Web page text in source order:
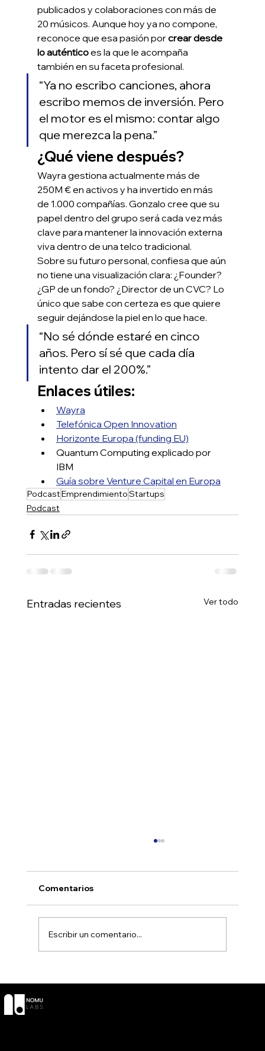
publicados y colaboraciones con más de
20 músicos. Aunque hoy ya no compone,
reconoce que esa pasión por crear desde
lo auténtico es la que le acompaña
también en su faceta profesional.
“Ya no escribo canciones, ahora
escribo memos de inversión. Pero
el motor es el mismo: contar algo
que merezca la pena.”
¿Qué viene después?
Wayra gestiona actualmente más de
250M € en activos y ha invertido en más
de 1.000 compañías. Gonzalo cree que su
papel dentro del grupo será cada vez más
clave para mantener la innovación externa
viva dentro de una telco tradicional.
Sobre su futuro personal, confiesa que aún
no tiene una visualización clara: ¿Founder?
¿GP de un fondo? ¿Director de un CVC? Lo
único que sabe con certeza es que quiere
seguir dejándose la piel en lo que hace.
“No sé dónde estaré en cinco
años. Pero sí sé que cada día
intento dar el 200%.”
Enlaces útiles:
Wayra
Telefónica Open Innovation
Horizonte Europa (funding EU)
Quantum Computing explicado por
IBM
Guía sobre Venture Capital en Europa
PodcastEmprendimientoStartups
Podcast
Entradas recientes Ver todo
The Nomu Hour 2025 wrapped
Comentarios
Escribir un comentario...